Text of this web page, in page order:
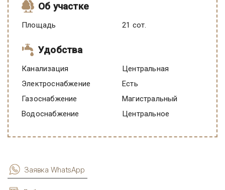
Об участке
Площадь 21 сот.
Удобства
Канализация
Центральная
Электроснабжение
есть
Газоснабжение
Магистральный
Водоснабжение
Центральное
Заявка WhatsApp